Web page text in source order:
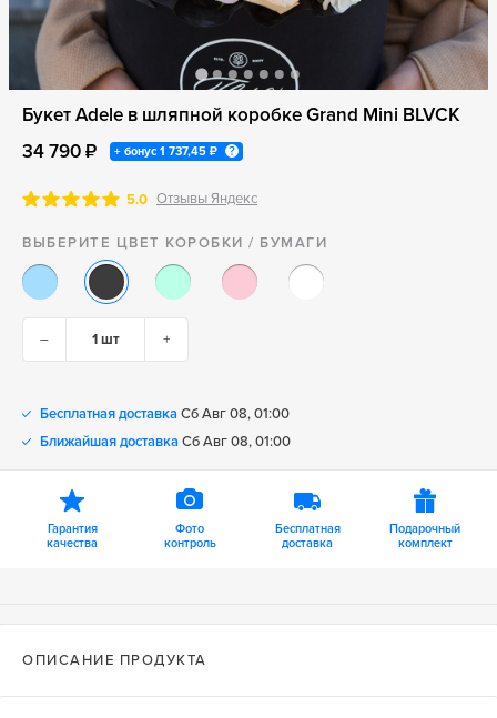
Букет Adele в шляпной коробке Grand Mini BLVCK
34 790 ₽
+ бонус 1 737,45 ₽
5.0 Отзывы Яндекс
ВЫБЕРИТЕ ЦВЕТ КОРОБКИ / БУМАГИ
– +
Бесплатная доставка Сб Авг 08, 01:00
Ближайшая доставка Сб Авг 08, 01:00
Гарантия
качества
Фото
контроль
Бесплатная
доставка
Подарочный
комплект
ОПИСАНИЕ ПРОДУКТА